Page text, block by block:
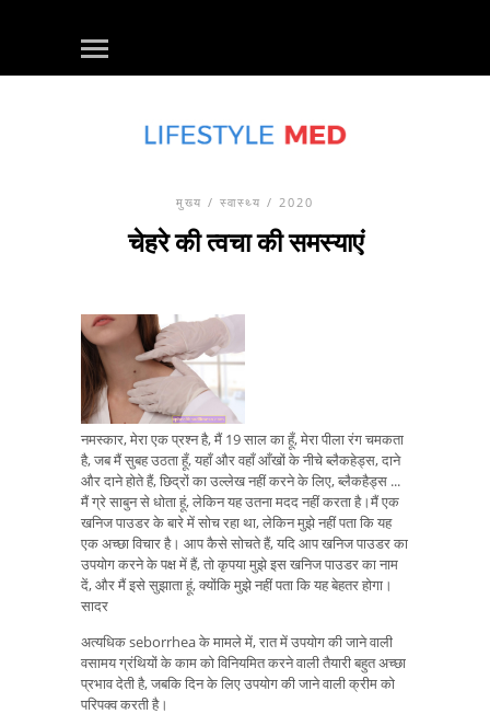
मुख्य / स्वास्थ्य / 2020
चेहरे की त्वचा की समस्याएं
नमस्कार, मेरा एक प्रश्न है, मैं 19 साल का हूँ, मेरा पीला रंग चमकता
है, जब मैं सुबह उठता हूँ, यहाँ और वहाँ आँखों के नीचे ब्लैकहेड्स, दाने
और दाने होते हैं, छिद्रों का उल्लेख नहीं करने के लिए, ब्लैकहैड्स ...
मैं ग्रे साबुन से धोता हूं, लेकिन यह उतना मदद नहीं करता है।मैं एक
खनिज पाउडर के बारे में सोच रहा था, लेकिन मुझे नहीं पता कि यह
एक अच्छा विचार है। आप कैसे सोचते हैं, यदि आप खनिज पाउडर का
उपयोग करने के पक्ष में हैं, तो कृपया मुझे इस खनिज पाउडर का नाम
दें, और मैं इसे सुझाता हूं, क्योंकि मुझे नहीं पता कि यह बेहतर होगा।
सादर
अत्यधिक seborrhea के मामले में, रात में उपयोग की जाने वाली
वसामय ग्रंथियों के काम को विनियमित करने वाली तैयारी बहुत अच्छा
प्रभाव देती है, जबकि दिन के लिए उपयोग की जाने वाली क्रीम को
परिपक्व करती है।